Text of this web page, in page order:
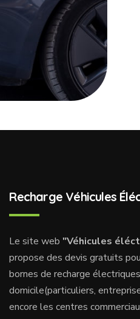
Recharge Véhicules
Le site web"Véhicules
propose des devis gratuits
bornes de recharge
domicile(particuliers,
encore les centres